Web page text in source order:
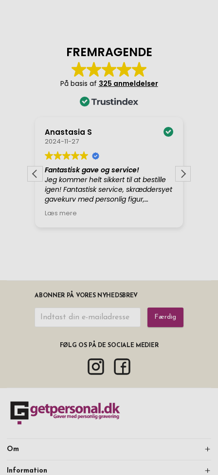
ABONNER PÅ VORES NYHEDSBREV
Færdig
FØLG OS PÅ DE SOCIALE MEDIER
Om
Information